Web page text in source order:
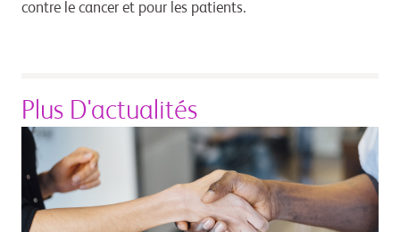
contre le cancer et pour les patients.
Plus D'actualités